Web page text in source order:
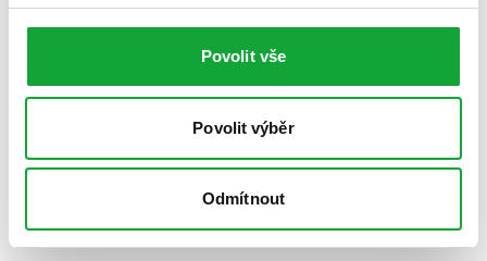
Povolit vše
Povolit výběr
Odmítnout